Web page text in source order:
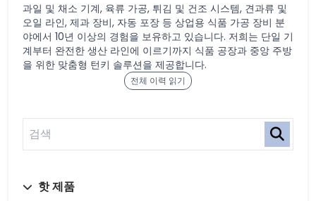
과일 및 채소 기계, 육류 가공, 튀김 및 건조 시스템, 견과류 및
오일 라인, 제과 장비, 자동 포장 등 상업용 식품 가공 장비 분
야에서 10년 이상의 경험을 보유하고 있습니다. 저희는 단일 기
계부터 완전한 생산 라인에 이르기까지 식품 공장과 중앙 주방
을 위한 맞춤형 턴키 솔루션을 제공합니다.
전체 이력 읽기
핫 제품